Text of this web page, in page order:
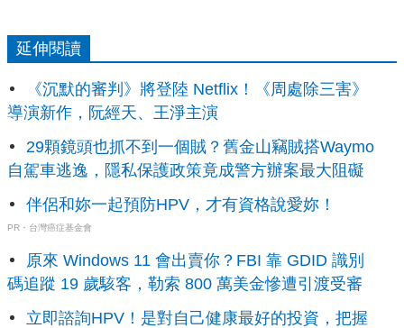
延伸閱讀
《沉默的審判》將登陸 Netflix！《周處除三害》
導演新作，阮經天、王淨主演
29顆鏡頭也抓不到一個賊？舊金山竊賊搭Waymo
自駕車逃逸，隱私保護政策竟成警方辦案最大阻礙
伴侶和妳一起預防HPV，才有資格說愛妳！
PR・台灣癌症基金會
原來 Windows 11 會出賣你？FBI 靠 GDID 識別
碼追蹤 19 歲駭客，勒索 800 萬美金慘遭引渡受審
立即諮詢HPV！是對自己健康最好的投資，把握